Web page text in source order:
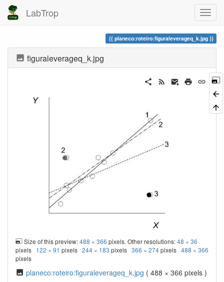
LabTrop
planeco:roteiro:figuraleverageq_k.jpg
figuraleverageq_k.jpg
Size of this preview:488 × 366 pixels. Other resolutions:48 × 36
pixels 122 × 91 pixels 244 × 183 pixels 366 × 274pixels 488 × 366
pixels
planeco:roteiro:figuraleverageq_k.jpg ( 488 × 366 pixels )